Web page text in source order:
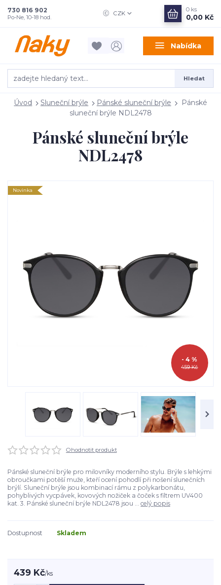
Nabídka
CZK
Hledat
730 816 902
Po-Ne, 10-18 hod.
0 ks
0,00 Kč
Úvod Sluneční brýle Pánské sluneční brýle
Pánské
sluneční brýle NDL2478
Pánské sluneční brýle
NDL2478
Novinka
459 Kč
- 4 %
Ohodnotit produkt
Pánské sluneční brýle pro milovníky moderního stylu. Brýle s lehkými
obroučkami potěší muže, kteří ocení pohodlí při nošení slunečních
brýlí. Sluneční brýle jsou kombinací rámu z polykarbonátu,
pohyblivých vycpávek, kovových nožiček a čoček s filtrem UV400
kat. 3. Pánské sluneční brýle NDL2478 jsou ... celý popis
Dostupnost Skladem
439 Kč/ks